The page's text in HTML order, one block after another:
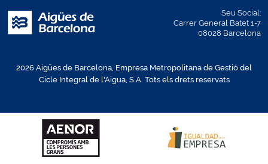
Seu Social:
Carrer General Batet 1-7
08028 Barcelona
2026 Aigües de Barcelona, Empresa Metropolitana de Gestió del
Cicle Integral de l'Aigua, S.A. Tots els drets reservats